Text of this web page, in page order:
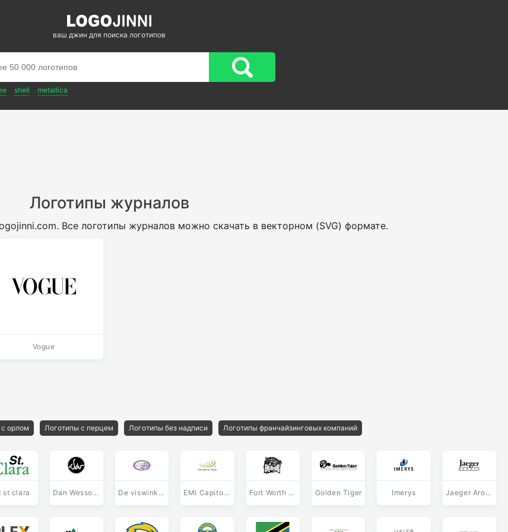
ваш джин для поиска логотипов
shell metallica
Логотипы журналов
Все логотипы журналов можно скачать в векторном (SVG) формате.
Vogue
орлом Логотипы с перцем Логотипы без надписи Логотипы франчайзинговых компаний
st clara Dan Wesson Firearms De viswinkel Het Bottertje Elburg EMI Capitol Music Fort Worth Brahmas Golden Tiger Imerys Jaeger Aromes